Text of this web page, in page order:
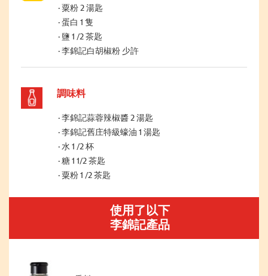
粟粉 2 湯匙
蛋白 1 隻
鹽 1 /2 茶匙
李錦記白胡椒粉 少許
調味料
李錦記蒜蓉辣椒醬 2 湯匙
李錦記舊庄特級蠔油 1 湯匙
水 1 /2 杯
糖 1 1/2 茶匙
粟粉 1 /2 茶匙
使用了以下
李錦記產品